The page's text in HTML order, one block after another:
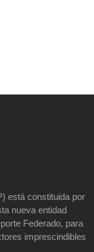
está constituida por
nueva entidad
Federado, para
imprescindibles